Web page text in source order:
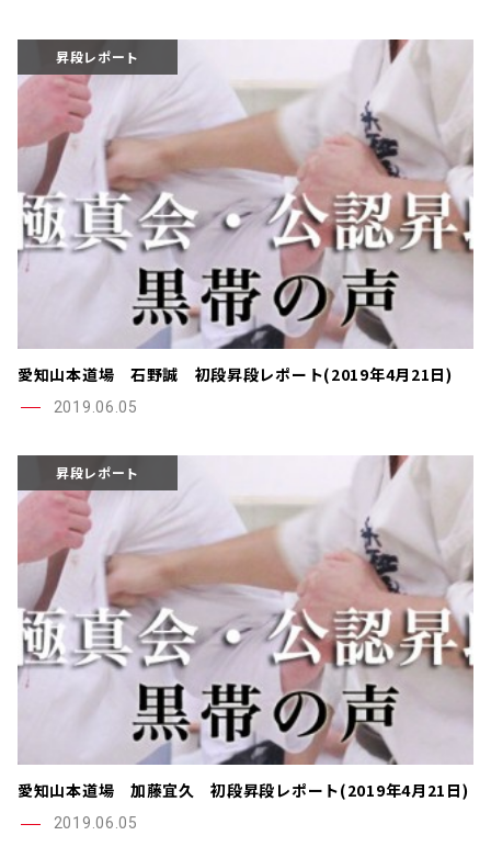
昇段レポート
愛知山本道場 石野誠 初段昇段レポート(2019年4月21日)
2019.06.05
昇段レポート
愛知山本道場 加藤宜久 初段昇段レポート(2019年4月21日)
2019.06.05